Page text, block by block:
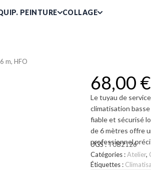
PEINTURE COLLAGE
m, HFO
68,00 €
Le tuyau de
climatisation
fiable et sécurisé
de 6 mètres offre
professionnel
UGS :TUB2126
Catégories :Atelier,
Étiquettes :